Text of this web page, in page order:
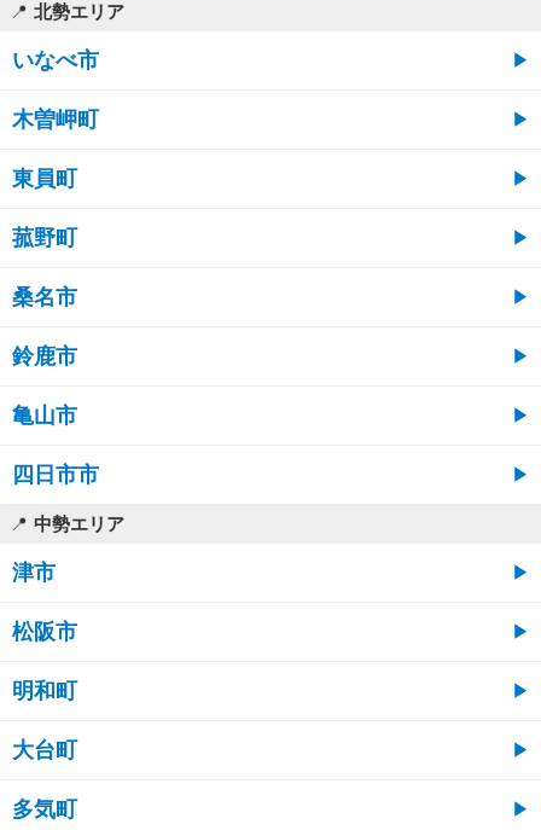
北勢エリア
いなべ市
木曽岬町
東員町
菰野町
桑名市
鈴鹿市
亀山市
四日市市
中勢エリア
津市
松阪市
明和町
大台町
多気町